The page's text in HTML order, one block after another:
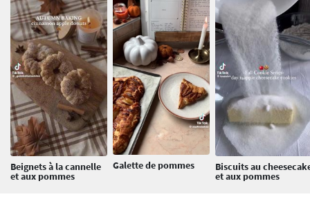
Beignets à la cannelle
et aux pommes
Galette de pommes Biscuits au
et aux pommes